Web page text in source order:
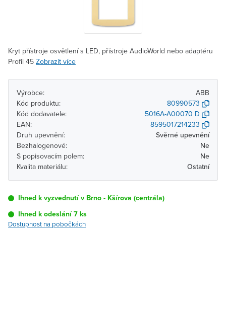
Kryt přístroje osvětlení s LED, přístroje AudioWorld nebo adaptéru
Profil 45 Zobrazit více
Výrobce:
ABB
Kód produktu:
80990573
Kód dodavatele:
5016A-A00070 D
EAN:
8595017214233
Druh upevnění:
Svěrné upevnění
Bezhalogenové:
Ne
S popisovacím polem:
Ne
Kvalita materiálu:
Ostatní
Ihned k vyzvednutí v Brno - Kšírova (centrála)
Ihned k odeslání 7 ks
Dostupnost na pobočkách